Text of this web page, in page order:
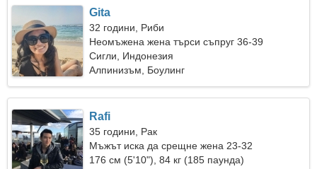
Gita
32 години, Риби
Неомъжена жена търси съпруг 36-39
Сигли, Индонезия
Алпинизъм, Боулинг
Rafi
35 години, Рак
Мъжът иска да срещне жена 23-32
176 см (5'10"), 84 кг (185 паунда)